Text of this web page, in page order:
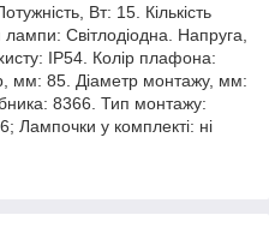
Вт: 15. Кількість
Світлодіодна. Напруга,
IP54. Колір плафона:
мм: 85. Діаметр монтажу, мм:
8366. Тип монтажу:
Лампочки у комплекті: ні